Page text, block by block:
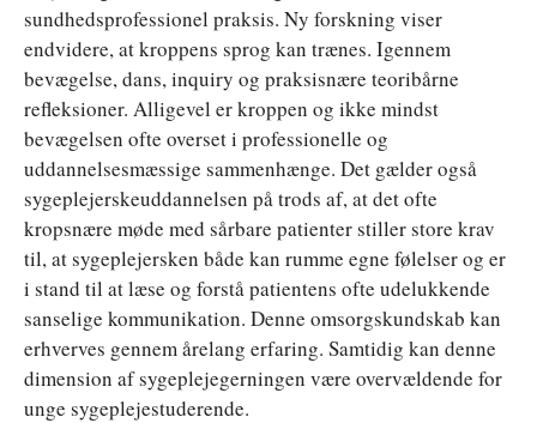
sundhedsprofessionel praksis. Ny forskning viser
endvidere, at kroppens sprog kan trænes. Igennem
bevægelse, dans, inquiry og praksisnære teoribårne
refleksioner. Alligevel er kroppen og ikke mindst
bevægelsen ofte overset i professionelle og
uddannelsesmæssige sammenhænge. Det gælder også
sygeplejerskeuddannelsen på trods af, at det ofte
kropsnære møde med sårbare patienter stiller store krav
til, at sygeplejersken både kan rumme egne følelser og er
i stand til at læse og forstå patientens ofte udelukkende
sanselige kommunikation. Denne omsorgskundskab kan
erhverves gennem årelang erfaring. Samtidig kan denne
dimension af sygeplejegerningen være overvældende for
unge sygeplejestuderende.